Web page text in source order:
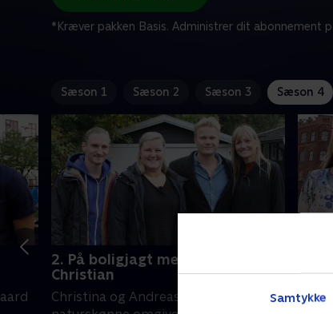
Samtykke
*Kræver pakken Basis. Administrer dit abonnement
Sæson 1 Sæson 2 Sæson 3 Sæson 4
2. På boligjagt med Sara og
Christian
Christina og Andreas bor til leje i